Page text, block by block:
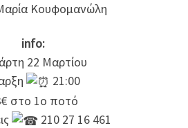
Κουφομανώλη
info:
22 Μαρτίου
21:00
στο 1ο ποτό
210 27 16 461